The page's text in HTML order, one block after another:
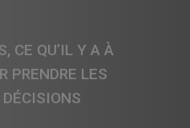
CE QU’IL Y A À
PRENDRE LES